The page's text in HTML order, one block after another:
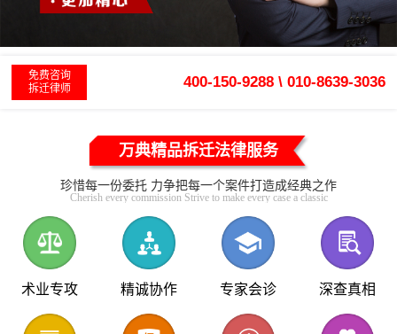
免费咨询
拆迁律师
400-150-9288 \ 010-8639-3036
万典精品拆迁法律服务
珍惜每一份委托 力争把每一个案件打造成经典之作
Cherish every commission Strive to make every case a classic
术业专攻 精诚协作 专家会诊 深查真相